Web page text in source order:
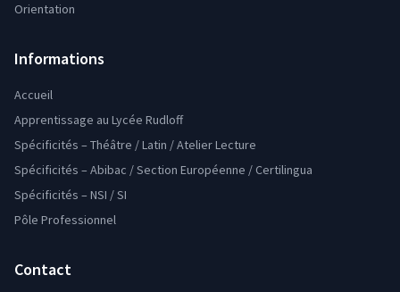
Orientation
Informations
Accueil
Apprentissage au Lycée Rudloff
Spécificités – Théâtre / Latin / Atelier Lecture
Spécificités – Abibac / Section Européenne / Certilingua
Spécificités – NSI / SI
Pôle Professionnel
Contact